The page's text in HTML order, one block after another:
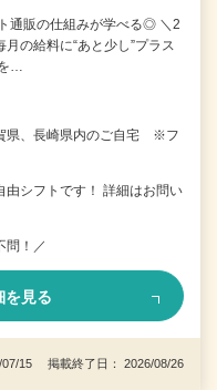
通販の仕組みが学べる◎ ＼2
の給料に“あと少し”プラス
…
県、長崎県内のご自宅 ※フ
由シフトです！ 詳細はお問い
問！／
を見る
07/15 掲載終了日： 2026/08/26